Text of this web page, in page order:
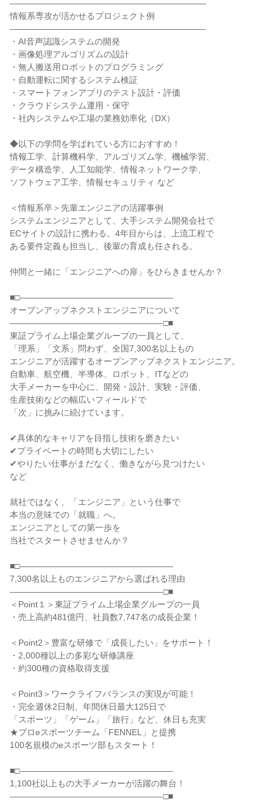
―――――――――――――――――――――――
情報系専攻が活かせるプロジェクト例
―――――――――――――――――――――――
・AI音声認識システムの開発
・画像処理アルゴリズムの設計
・無人搬送用ロボットのプログラミング
・自動運転に関するシステム検証
・スマートフォンアプリのテスト設計・評価
・クラウドシステム運用・保守
・社内システムや工場の業務効率化（DX）
◆以下の学問を学ばれている方におすすめ！
情報工学、計算機科学、アルゴリズム学、機械学習、
データ構造学、人工知能学、情報ネットワーク学、
ソフトウェア工学、情報セキュリティ など
＜情報系卒＞先輩エンジニアの活躍事例
システムエンジニアとして、大手システム開発会社で
ECサイトの設計に携わる。4年目からは、上流工程で
ある要件定義も担当し、後輩の育成も任される。
仲間と一緒に「エンジニアへの扉」をひらきませんか？
■□――――――――――――――――――
オープンアップネクストエンジニアについて
――――――――――――――――――□■
東証プライム上場企業グループの一員として、
「理系」「文系」問わず、全国7,300名以上もの
エンジニアが活躍するオープンアップネクストエンジニア。
自動車、航空機、半導体、ロボット、ITなどの
大手メーカーを中心に、開発・設計、実験・評価、
生産技術などの幅広いフィールドで
「次」に挑みに続けています。
✔具体的なキャリアを目指し技術を磨きたい
✔プライベートの時間も大切にしたい
✔やりたい仕事がまだなく、働きながら見つけたい
など
就社ではなく、「エンジニア」という仕事で
本当の意味での「就職」へ。
エンジニアとしての第一歩を
当社でスタートさせませんか？
■□――――――――――――――――――
7,300名以上ものエンジニアから選ばれる理由
――――――――――――――――――□■
＜Point１＞東証プライム上場企業グループの一員
・売上高約481億円、社員数7,747名の成長企業！
＜Point2＞豊富な研修で「成長したい」をサポート！
・2,000種以上の多彩な研修講座
・約300種の資格取得支援
＜Point3＞ワークライフバランスの実現が可能！
・完全週休2日制、年間休日最大125日で
「スポーツ」「ゲーム」「旅行」など、休日も充実
★プロeスポーツチーム「FENNEL」と提携
100名規模のeスポーツ部もスタート！
■□――――――――――――――――――
1,100社以上もの大手メーカーが活躍の舞台！
――――――――――――――――――□■